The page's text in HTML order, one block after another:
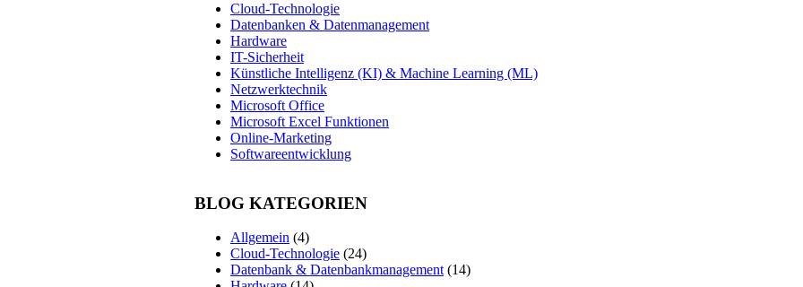
Cloud-Technologie
Datenbanken & Datenmanagement
Hardware
IT-Sicherheit
Künstliche Intelligenz (KI) & Machine Learning (ML)
Netzwerktechnik
Microsoft Office
Microsoft Excel Funktionen
Online-Marketing
Softwareentwicklung
BLOG KATEGORIEN
Allgemein (4)
Cloud-Technologie (24)
Datenbank & Datenbankmanagement(14)